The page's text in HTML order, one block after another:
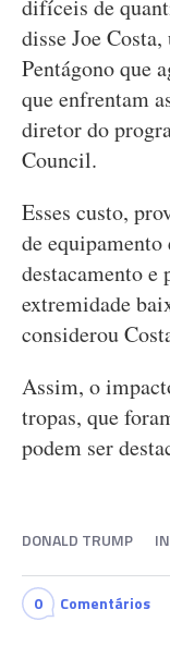
difíceis de
disse Joe
Pentágono que
que enfrentam
diretor do
Council.
Esses custo,
de equipamento
destacamento e
extremidade
considerou
Assim, o
tropas, que
podem ser
DONALD TRUMP
0 Comentários